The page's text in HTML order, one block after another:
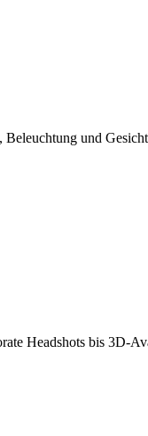
und
Headshots bis 3D-